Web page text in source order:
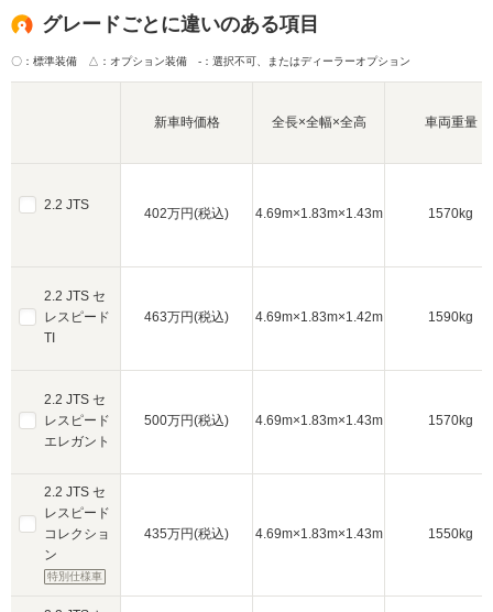
グレードごとに違いのある項目
〇：標準装備 △：オプション装備 -：選択不可、またはディーラーオプション
2.2 JTS
2.2 JTS セ
レスピード
TI
2.2 JTS セ
レスピード
エレガント
2.2 JTS セ
レスピード
コレクショ
ン
特別仕様車
新車時価格 全長×全幅×全高 車両重量
402万円(税込) 4.69m×1.83m×1.43m 1570kg
463万円(税込) 4.69m×1.83m×1.42m 1590kg
500万円(税込) 4.69m×1.83m×1.43m 1570kg
435万円(税込) 4.69m×1.83m×1.43m 1550kg